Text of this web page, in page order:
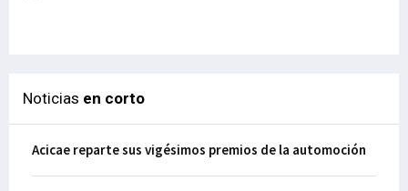
Noticias en corto
Acicae reparte sus vigésimos premios de la automoción